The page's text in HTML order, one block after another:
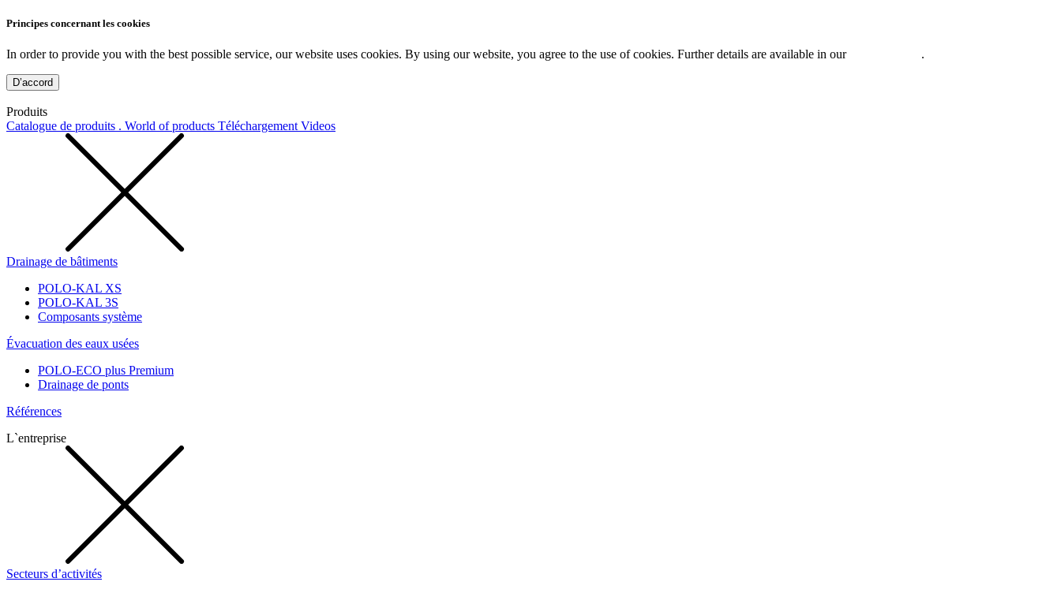
Principes concernant les cookies
In order to provide you with the best possible service, our website uses cookies. By using our website, you agree to the use of cookies. Further details are available in our .
D’accord
Produits
Catalogue de produits . World of products Téléchargement Videos
Drainage de bâtiments
POLO-KAL XS
POLO-KAL 3S
Composants système
Évacuation des eaux usées
POLO-ECO plus Premium
Drainage de ponts
Références
L`entreprise
Secteurs d’activités